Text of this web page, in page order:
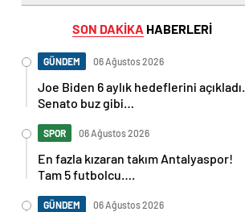
SON DAKİKA HABERLERİ
GÜNDEM 06 Ağustos 2026
Joe Biden 6 aylık hedeflerini açıkladı.
Senato buz gibi…
SPOR 06 Ağustos 2026
En fazla kızaran takım Antalyaspor!
Tam 5 futbolcu….
GÜNDEM 06 Ağustos 2026